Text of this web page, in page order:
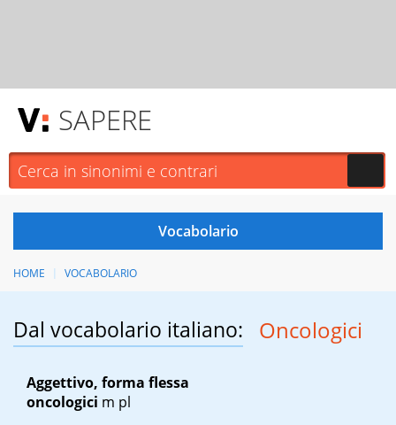
SAPERE
HOME VOCABOLARIO
Dal vocabolario italiano: Oncologici
Aggettivo, forma flessa
oncologici m pl